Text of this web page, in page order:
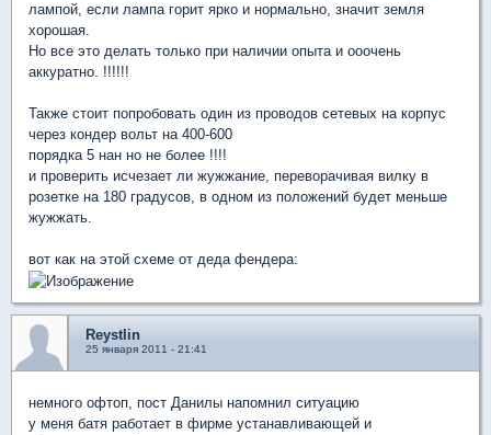
лампой, если лампа горит ярко и нормально, значит земля
хорошая.
Но все это делать только при наличии опыта и ооочень
аккуратно. !!!!!!
Также стоит попробовать один из проводов сетевых на корпус
через кондер вольт на 400-600
порядка 5 нан но не более !!!!
и проверить исчезает ли жужжание, переворачивая вилку в
розетке на 180 градусов, в одном из положений будет меньше
жужжать.
вот как на этой схеме от деда фендера:
Reystlin
25 января 2011 - 21:41
немного офтоп, пост Данилы напомнил ситуацию
у меня батя работает в фирме устанавливающей и